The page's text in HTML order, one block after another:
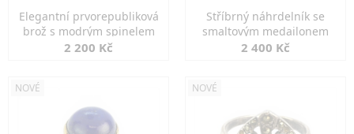
Elegantní prvorepubliková
brož s modrým spinelem
2 200 Kč
Stříbrný náhrdelník se
smaltovým medailonem
2 400 Kč
NOVÉ NOVÉ